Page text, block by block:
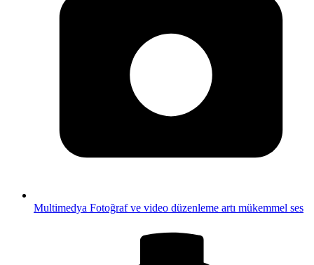
Multimedya Fotoğraf ve video düzenleme artı mükemmel ses